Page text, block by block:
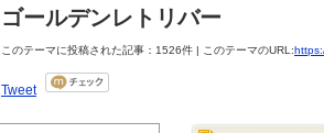
ゴールデンレトリバー
このテーマに投稿された記事：1526件 | このテーマのURL:
Tweet